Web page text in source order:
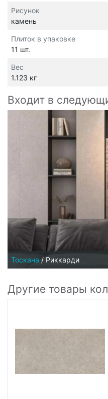
Рисунок
камень
Плиток в упаковке
11 шт.
Вес
1.123 кг
Входит в
Тоскана / Риккарди
Другие товары